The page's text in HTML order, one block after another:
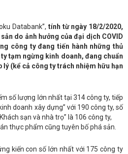
Databank”, tính từ ngày 18/2/2020,
do ảnh hưởng của đại dịch COVID
công ty đang tiến hành những thủ
tạm ngừng kinh doanh, đang chuẩn
lý (kể cả công ty trách nhiệm hữu hạn
số lượng lớn nhất tại 314 công ty, tiếp
doanh xây dựng” với 190 công ty, số
sạn và nhà trọ” là 106 công ty,
thực phẩm cũng tuyên bố phá sản.
kiến con số lớn nhất với 175 công ty